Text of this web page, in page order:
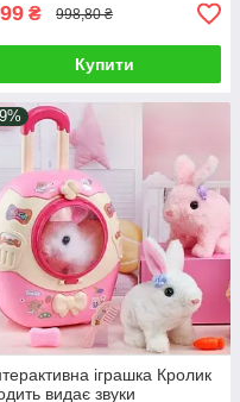
₴ 998,80 ₴
Купити
іграшка Кролик
видає звуки